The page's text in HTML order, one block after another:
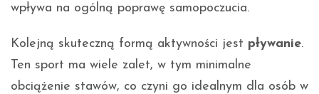
wpływa na ogólną poprawę samopoczucia.
Kolejną skuteczną formą aktywności jest pływanie.
Ten sport ma wiele zalet, w tym minimalne
obciążenie stawów, co czyni go idealnym dla osób w